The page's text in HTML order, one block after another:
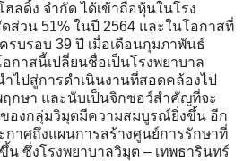
ฮลดิ้ง จำกัด ได้เข้าถือหุ้นในโรง
ส่วน 51% ในปี 2564 และในโอกาสที่
รบรอบ 39 ปี เมื่อเดือนกุมภาพันธ์
อกาสนี้เปลี่ยนชื่อเป็นโรงพยาบาล
ไปสู่การดำเนินงานที่สอดคล้องไป
กษา และนับเป็นจิกซอว์สำคัญที่จะ
องกลุ่มวิมุตมีความสมบูรณ์ยิ่งขึ้น อีก
กาศถึงแผนการสร้างศูนย์การรักษาที่
น ซึ่งโรงพยาบาลวิมุต – เทพธารินทร์